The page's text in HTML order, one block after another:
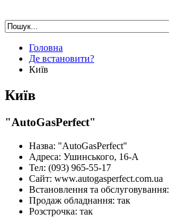
Головна
Де встановити?
Київ
Київ
"AutoGasPerfect"
Назва: "AutoGasPerfect"
Адреса: Ушинського, 16-А
Тел: (093) 965-55-17
Сайт: www.autogasperfect.com.ua
Встановлення та обслуговування:
Продаж обладнання: так
Розстрочка: так